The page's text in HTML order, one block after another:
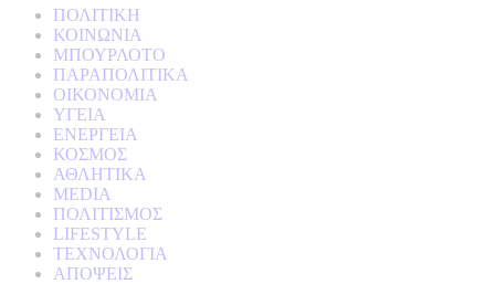
ΠΟΛΙΤΙΚΗ
ΚΟΙΝΩΝΙΑ
ΜΠΟΥΡΛΟΤΟ
ΠΑΡΑΠΟΛΙΤΙΚΑ
ΟΙΚΟΝΟΜΙΑ
ΥΓΕΙΑ
ΕΝΕΡΓΕΙΑ
ΚΟΣΜΟΣ
ΑΘΛΗΤΙΚΑ
MEDIA
ΠΟΛΙΤΙΣΜΟΣ
LIFESTYLE
ΤΕΧΝΟΛΟΓΙΑ
ΑΠΟΨΕΙΣ